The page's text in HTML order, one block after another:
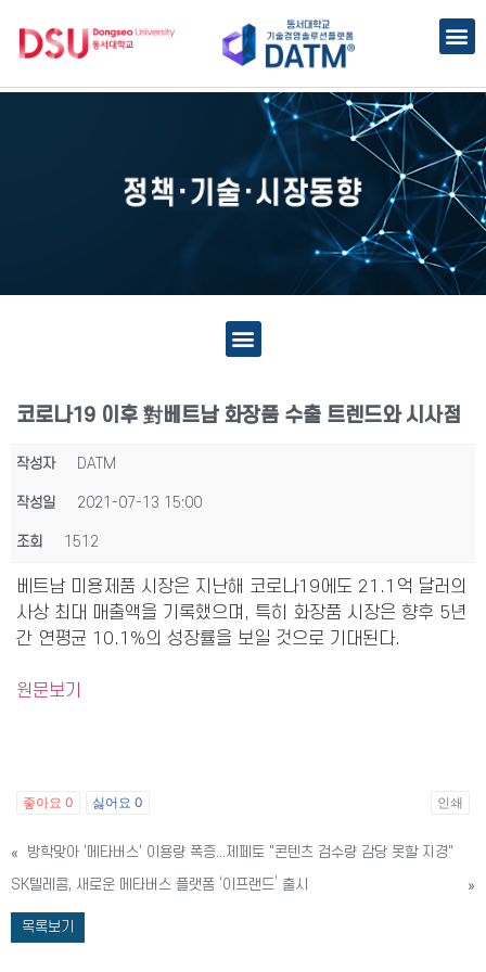
코로나19 이후 對베트남 화장품 수출 트렌드와 시사점
작성자 DATM
작성일 2021-07-13 15:00
조회 1512
베트남 미용제품 시장은 지난해 코로나19에도 21.1억 달러의
사상 최대 매출액을 기록했으며, 특히 화장품 시장은 향후 5년
간 연평균 10.1%의 성장률을 보일 것으로 기대된다.
원문보기
좋아요 0 싫어요 0 인쇄
«
방학맞아 '메타버스' 이용량 폭증...제페토 "콘텐츠 검수량 감당 못할 지경"
SK텔레콤, 새로운 메타버스 플랫폼 ‘이프랜드’ 출시
»
목록보기